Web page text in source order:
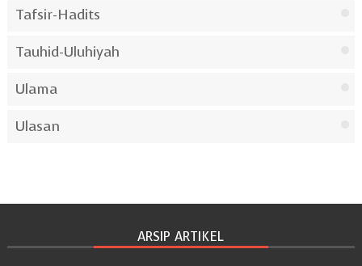
Tafsir-Hadits
Tauhid-Uluhiyah
Ulama
Ulasan
ARSIP ARTIKEL